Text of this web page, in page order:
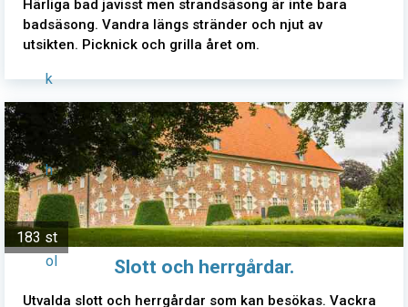
k
h
ol
Härliga bad javisst men strandsäsong är inte bara
badsäsong. Vandra längs stränder och njut av
utsikten. Picknick och grilla året om.
183 st
Slott och herrgårdar.
Utvalda slott och herrgårdar som kan besökas. Vackra